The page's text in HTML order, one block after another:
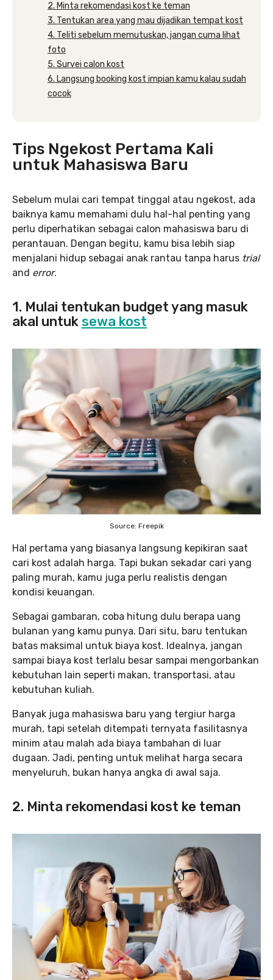
2. Minta rekomendasi kost ke teman
3. Tentukan area yang mau dijadikan tempat kost
4. Teliti sebelum memutuskan, jangan cuma lihat
foto
5. Survei calon kost
6. Langsung booking kost impian kamu kalau sudah
cocok
Tips Ngekost Pertama Kali
untuk Mahasiswa Baru
Sebelum mulai cari tempat tinggal atau ngekost, ada
baiknya kamu memahami dulu hal-hal penting yang
perlu diperhatikan sebagai calon mahasiswa baru di
perantauan. Dengan begitu, kamu bisa lebih siap
menjalani hidup sebagai anak rantau tanpa harus trial
and error.
1. Mulai tentukan budget yang masuk
akal untuk sewa kost
Source: Freepik
Hal pertama yang biasanya langsung kepikiran saat
cari kost adalah harga. Tapi bukan sekadar cari yang
paling murah, kamu juga perlu realistis dengan
kondisi keuangan.
Sebagai gambaran, coba hitung dulu berapa uang
bulanan yang kamu punya. Dari situ, baru tentukan
batas maksimal untuk biaya kost. Idealnya, jangan
sampai biaya kost terlalu besar sampai mengorbankan
kebutuhan lain seperti makan, transportasi, atau
kebutuhan kuliah.
Banyak juga mahasiswa baru yang tergiur harga
murah, tapi setelah ditempati ternyata fasilitasnya
minim atau malah ada biaya tambahan di luar
dugaan. Jadi, penting untuk melihat harga secara
menyeluruh, bukan hanya angka di awal saja.
2. Minta rekomendasi kost ke teman